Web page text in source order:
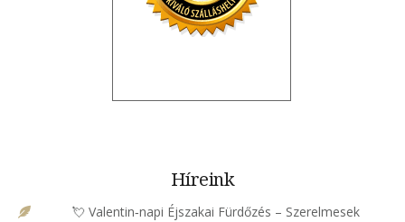
Híreink
💘 Valentin‑napi Éjszakai Fürdőzés – Szerelmesek